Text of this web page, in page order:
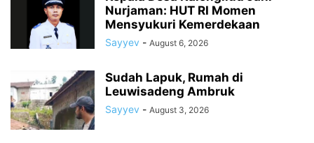
Nurjaman: HUT RI Momen
Mensyukuri Kemerdekaan
Sayyev - August 6, 2026
Sudah Lapuk, Rumah di
Leuwisadeng Ambruk
Sayyev - August 3, 2026